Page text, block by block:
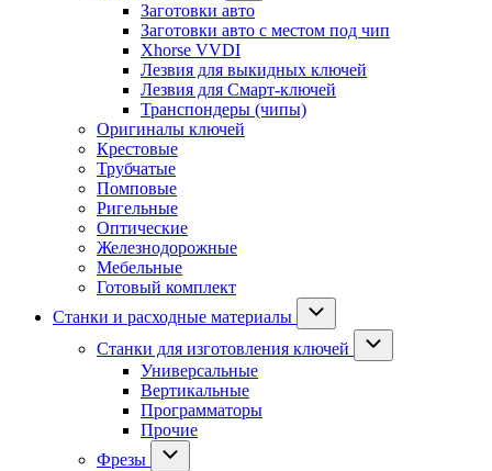
Заготовки авто
Заготовки авто с местом под чип
Xhorse VVDI
Лезвия для выкидных ключей
Лезвия для Смарт-ключей
Транспондеры (чипы)
Оригиналы ключей
Крестовые
Трубчатые
Помповые
Ригельные
Оптические
Железнодорожные
Мебельные
Готовый комплект
Станки и расходные материалы
Станки для изготовления ключей
Универсальные
Вертикальные
Программаторы
Прочие
Фрезы